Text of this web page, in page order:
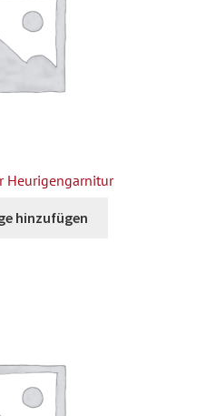
Heurigengarnitur
hinzufügen